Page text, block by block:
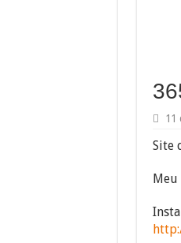
11
Site